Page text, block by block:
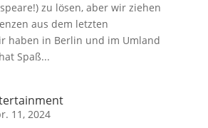
zu lösen, aber wir ziehen
aus dem letzten
haben in Berlin und im Umland
Spaß...
11, 2024